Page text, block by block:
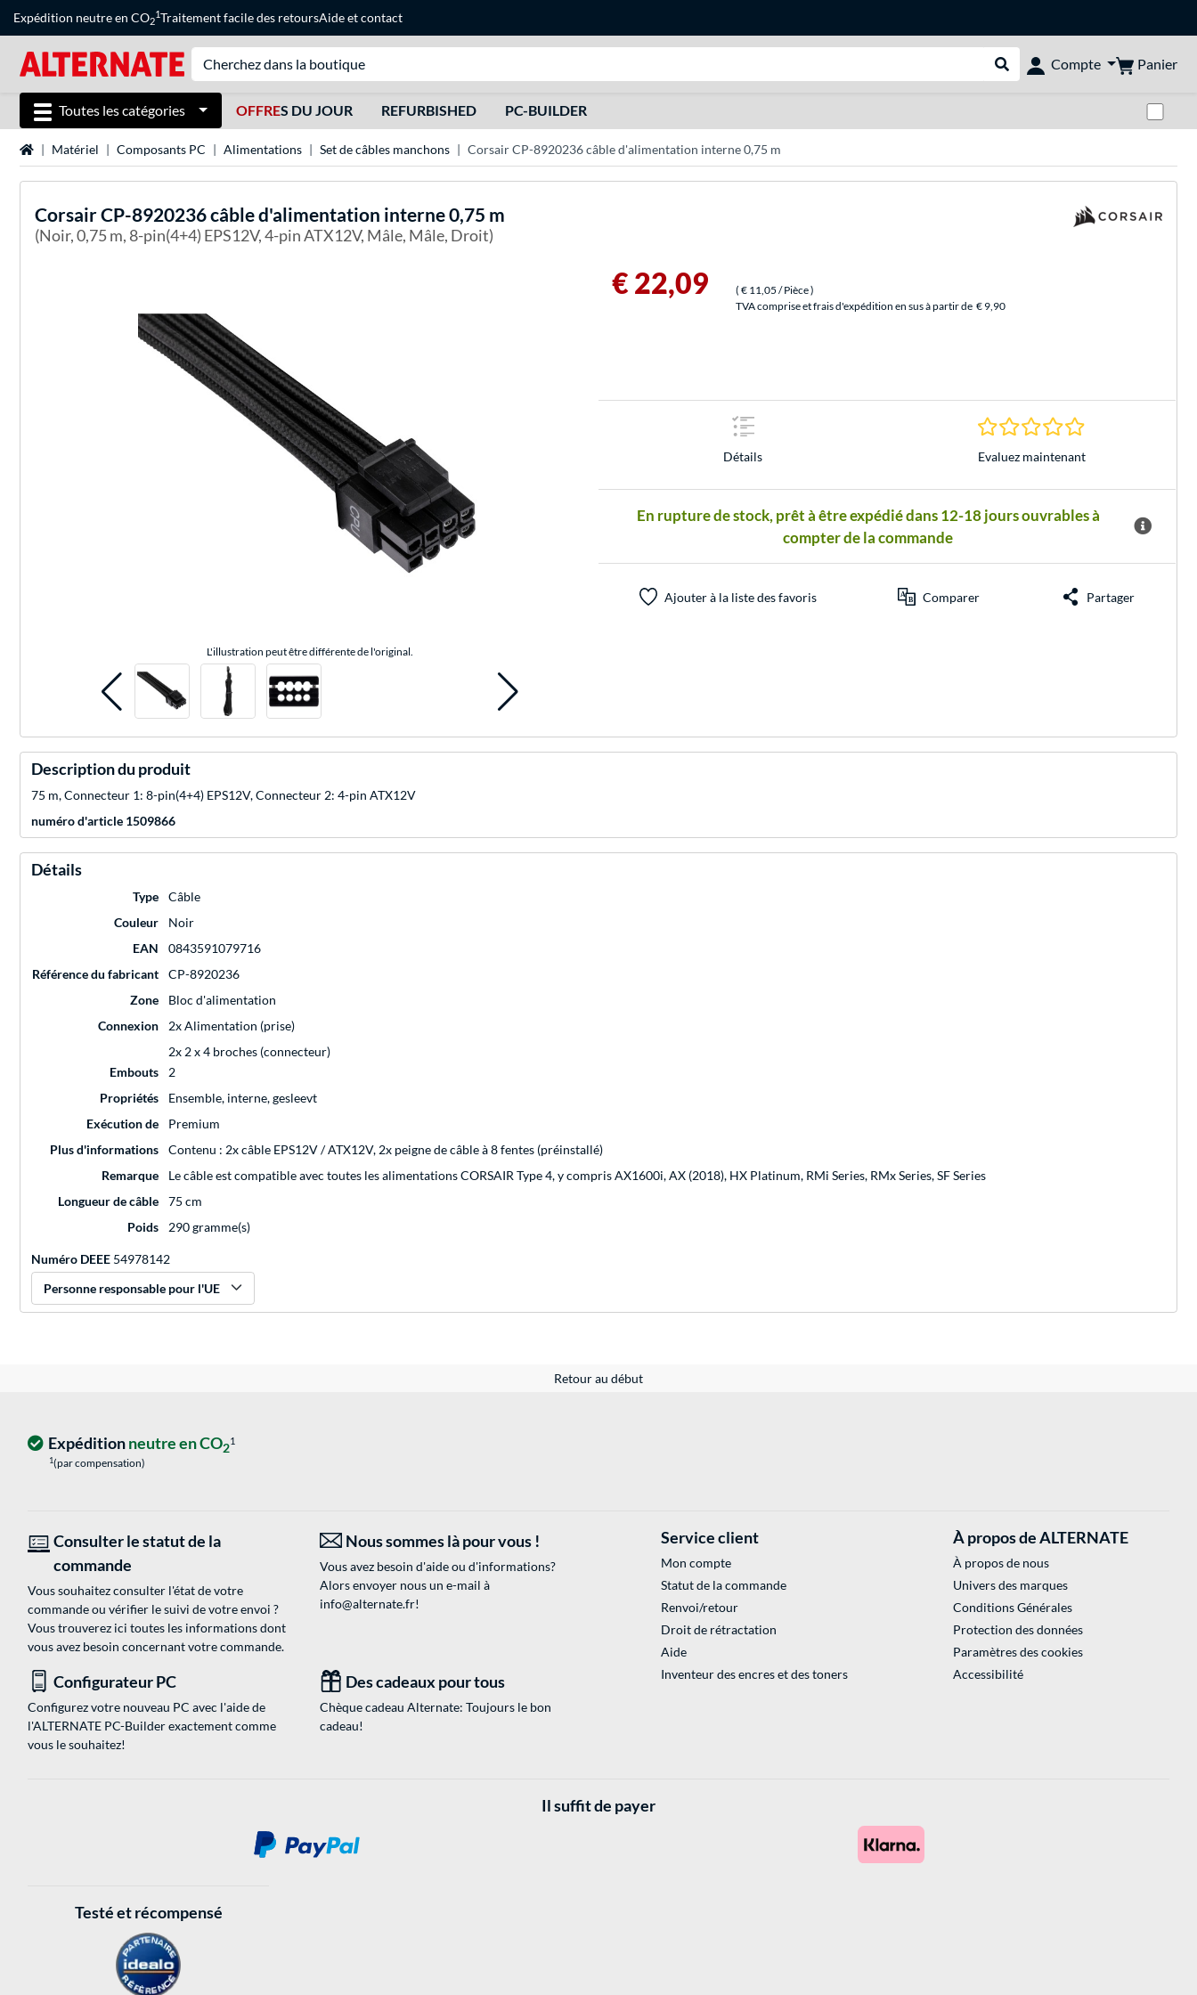
Expédition neutre en CO2
1Traitement facile des retoursAideetcontact
Rechercher dans le shop
Compte Panier
Toutes les catégories OFFRES DU JOUR REFURBISHED PC-BUILDER
Page d'accueil
Matériel Composants PC Alimentations Set de câbles manchons Corsair CP-8920236 câble d'alimentation interne 0,75 m
CorsairCP-8920236 câble d'alimentation interne 0,75 m
(Noir, 0,75 m, 8-pin(4+4) EPS12V, 4-pin ATX12V, Mâle, Mâle, Droit)
L'illustration peut être différente de l'original.
€ 22,09 ( € 11,05 / Pièce)
TVA comprise et frais d'expédition en sus à partir de € 9,90
Détails
0.0 Étoiles à 0
Evaluez maintenant
En rupture de stock, prêt à être expédié dans 12-18 jours ouvrables à
compter de la commande
Ajouter à la liste des favoris Comparer Partager
Description du produit
75 m, Connecteur 1: 8-pin(4+4) EPS12V, Connecteur 2: 4-pin ATX12V
numéro d'article 1509866
Détails
Type
Câble
Couleur
Noir
EAN
0843591079716
Référence du fabricant
CP-8920236
Zone
Bloc d'alimentation
Connexion
2x Alimentation (prise)
2x 2 x 4 broches (connecteur)
Embouts
2
Propriétés
Ensemble, interne, gesleevt
Exécution de
Premium
Plus d'informations
Contenu : 2x câble EPS12V / ATX12V, 2x peigne de câble à 8 fentes (préinstallé)
Remarque
Le câble est compatible avec toutes les alimentations CORSAIR Type 4, y compris AX1600i, AX (2018), HX Platinum, RMi Series, RMx Series, SF Series
Longueur de câble
75 cm
Poids
290 gramme(s)
Numéro DEEE 54978142
Personne responsable pour l'UE
Retour au début
Expéditionneutre en CO21
1(par compensation)
Consulter le statut de la
commande
Vous souhaitez consulter l'état de votre
commande ou vérifier le suivi de votre envoi ?
Vous trouverez ici toutes les informations dont
vous avez besoin concernant votre commande.
Nous sommes là pour vous !
Vous avez besoin d'aide ou d'informations?
Alors envoyer nous un e-mail à
info@alternate.fr!
Configurateur PC
Configurez votre nouveau PC avec l'aide de
l'ALTERNATE PC-Builder exactement comme
vous le souhaitez!
Des cadeaux pour tous
Chèque cadeau Alternate: Toujours le bon
cadeau!
Service client
Mon compte
Statut de la commande
Renvoi/retour
Droit de rétractation
Aide
Inventeur des encres et des toners
À propos de ALTERNATE
À propos de nous
Univers des marques
Conditions Générales
Protection des données
Paramètres des cookies
Accessibilité
Il suffit de payer
Testé et récompensé